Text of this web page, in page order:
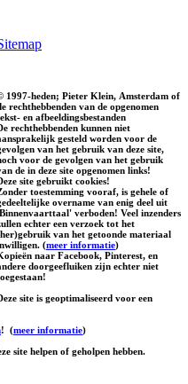
1997-heden; Pieter Klein, Amsterdam of
rechthebbenden van de opgenomen
en afbeeldingsbestanden
rechthebbenden kunnen niet
gesteld worden voor de
van het gebruik van deze site,
voor de gevolgen van het gebruik
de in deze site opgenomen links!
site gebruikt cookies!
toestemming vooraf, is gehele of
overname van enig deel uit
verboden! Veel inzenders
echter een verzoek tot het
van het getoonde materiaal
(meer informatie)
naar Facebook, Pinterest, en
doorgeefluiken zijn echter niet
site is geoptimaliseerd voor een
! (meer informatie)
site helpen of geholpen hebben.